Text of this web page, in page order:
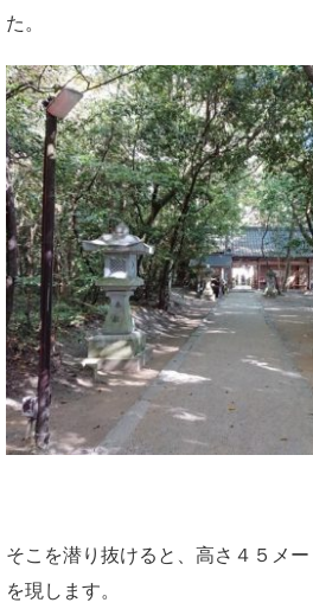
た。
そこを潜り抜けると、高さ４５メ
を現します。